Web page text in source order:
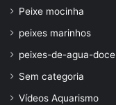
Peixe mocinha
peixes marinhos
peixes-de-agua-doce
Sem categoria
Vídeos Aquarismo